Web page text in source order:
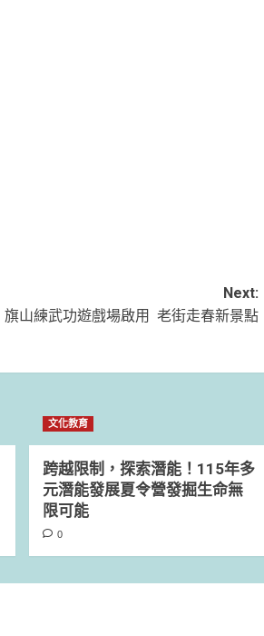
Next:
旗山練武功遊戲場啟用 老街走春新景點
文化教育
跨越限制，探索潛能！115年多
元潛能發展夏令營發掘生命無
限可能
0